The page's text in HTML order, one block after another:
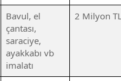
Bavul, el
çantası,
saraciye,
ayakkabı vb
imalatı
2 Milyon